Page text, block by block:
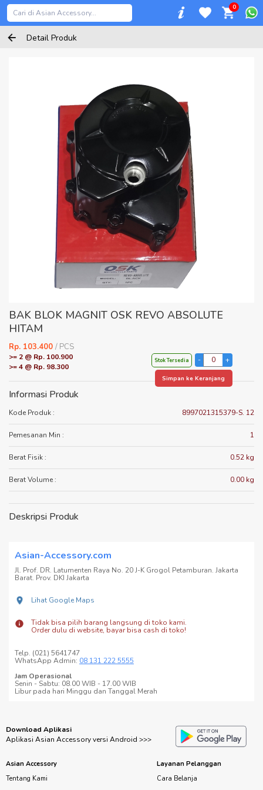
0
Detail Produk
BAK BLOK MAGNIT OSK REVO ABSOLUTE
HITAM
Rp. 103.400 / PCS
>= 2 @ Rp. 100.900
>= 4 @ Rp. 98.300
Stok Tersedia
Simpan ke Keranjang
Informasi Produk
Kode Produk :
Pemesanan Min :
Berat Fisik :
Berat Volume :
8997021315379-S. 12
1
0.52 kg
0.00 kg
Deskripsi Produk
Asian-Accessory.com
Jl. Prof. DR. Latumenten Raya No. 20 J-K Grogol Petamburan. Jakarta
Barat. Prov. DKI Jakarta
Lihat Google Maps
Tidak bisa pilih barang langsung di toko kami.
Order dulu di website, bayar bisa cash di toko!
Telp. (021) 5641747
WhatsApp Admin: 08 131 222 5555
Jam Operasional
Senin - Sabtu: 08.00 WIB - 17.00 WIB
Libur pada hari Minggu dan Tanggal Merah
Download Aplikasi
Aplikasi Asian Accessory versi Android >>>
Asian Accessory
Tentang Kami
Layanan Pelanggan
Cara Belanja